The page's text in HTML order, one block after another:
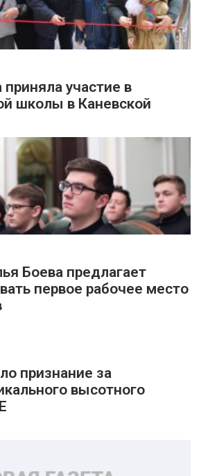
участие в
школы в Каневской
Боева предлагает
первое рабочее место
признание за
высотного